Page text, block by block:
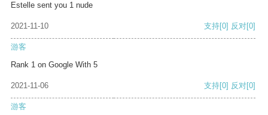
Estelle sent you 1 nude
2021-11-10 支持[0] 反对[0]
游客
Rank 1 on Google With 5
2021-11-06 支持[0] 反对[0]
游客